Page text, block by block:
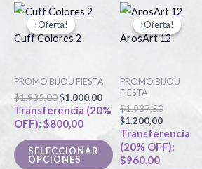
¡Oferta!
¡Oferta!
Cuff Colores 2
PROMO BIJOU FIESTA
$1.935,00
El
precio
original
era:
$1.000,00
Transferencia (20%
OFF): $800,00
SELECCIONAR
OPCIONES
Este
producto
variantes.
Las
opciones
se
pueden
¡Oferta!
¡Oferta!
ArosArt 12
PROMO BIJOU
FIESTA
$1.937,50
El
precio
original
era:
$1.200,00
El
precio
actual
es:
Transferencia
(20% OFF):
$960,00